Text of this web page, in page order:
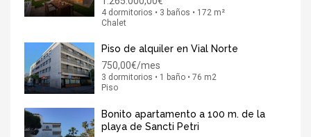
4 dormitorios • 3 baños • 172 m²
Chalet
Piso de alquiler en Vial Norte
750,00€/mes
3 dormitorios • 1 baño • 76 m2
Piso
Bonito apartamento a 100 m. de la
playa de Sancti Petri